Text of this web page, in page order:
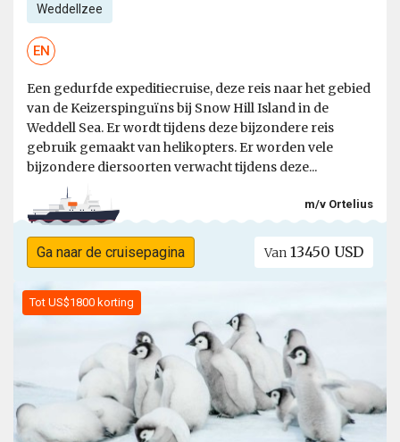
Weddellzee
EN
Een gedurfde expeditiecruise, deze reis naar het gebied
van de Keizerspinguïns bij Snow Hill Island in de
Weddell Sea. Er wordt tijdens deze bijzondere reis
gebruik gemaakt van helikopters. Er worden vele
bijzondere diersoorten verwacht tijdens deze...
m/v Ortelius
Ga naar de cruisepagina Van 13450 USD
Tot US$1800 korting